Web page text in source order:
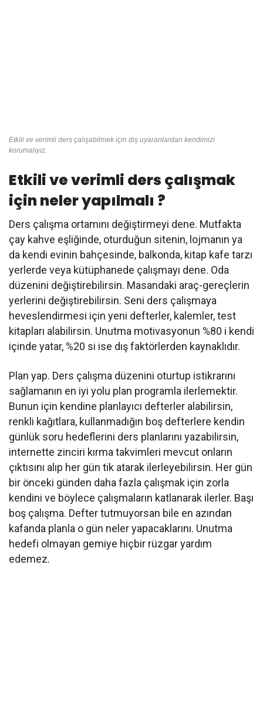
Etkili ve verimli ders çalışabilmek için dış uyaranlardan kendimizi
korumalıyız.
Etkili ve verimli ders çalışmak
için neler yapılmalı ?
Ders çalışma ortamını değiştirmeyi dene. Mutfakta
çay kahve eşliğinde, oturduğun sitenin, lojmanın ya
da kendi evinin bahçesinde, balkonda, kitap kafe tarzı
yerlerde veya kütüphanede çalışmayı dene. Oda
düzenini değiştirebilirsin. Masandaki araç-gereçlerin
yerlerini değiştirebilirsin. Seni ders çalışmaya
heveslendirmesi için yeni defterler, kalemler, test
kitapları alabilirsin. Unutma motivasyonun %80 i kendi
içinde yatar, %20 si ise dış faktörlerden kaynaklıdır.
Plan yap. Ders çalışma düzenini oturtup istikrarını
sağlamanın en iyi yolu plan programla ilerlemektir.
Bunun için kendine planlayıcı defterler alabilirsin,
renkli kağıtlara, kullanmadığın boş defterlere kendin
günlük soru hedeflerini ders planlarını yazabilirsin,
internette zinciri kırma takvimleri mevcut onların
çıktısını alıp her gün tik atarak ilerleyebilirsin. Her gün
bir önceki günden daha fazla çalışmak için zorla
kendini ve böylece çalışmaların katlanarak ilerler. Başı
boş çalışma. Defter tutmuyorsan bile en azından
kafanda planla o gün neler yapacaklarını. Unutma
hedefi olmayan gemiye hiçbir rüzgar yardım
edemez.